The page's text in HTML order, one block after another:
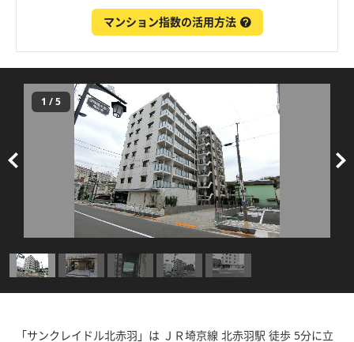
マンション指数の活用方法
1 /5
「サンクレイドル北赤羽」は ＪＲ埼京線 北赤羽駅 徒歩 5分に立